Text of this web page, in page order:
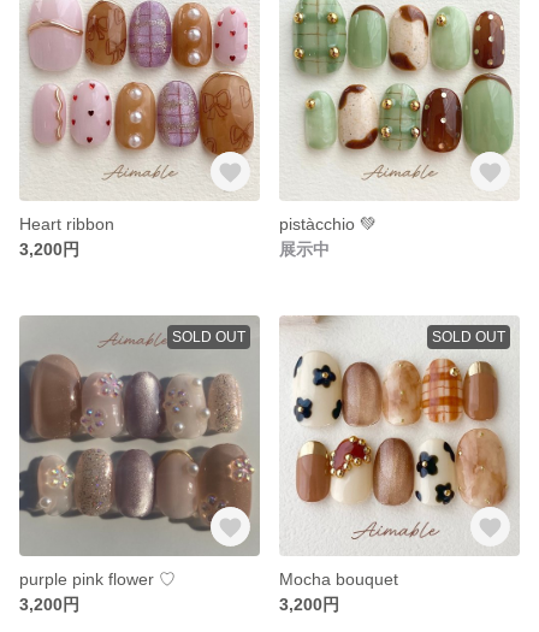
Heart ribbon
3,200円
pistàcchio 💚
展示中
SOLD OUT
purple pink flower ♡
3,200円
SOLD OUT
Mocha bouquet
3,200円